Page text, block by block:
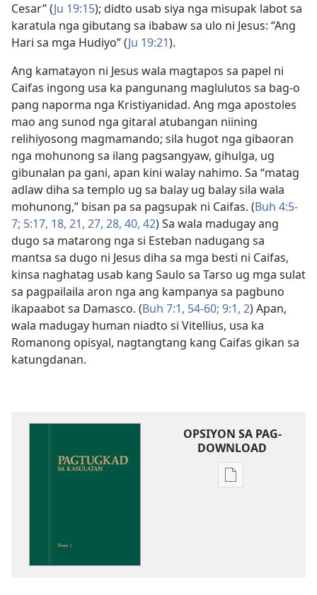
Cesar” (Ju 19:15); didto usab siya nga misupak labot sa
karatula nga gibutang sa ibabaw sa ulo ni Jesus: “Ang
Hari sa mga Hudiyo” (Ju 19:21).
Ang kamatayon ni Jesus wala magtapos sa papel ni
Caifas ingong usa ka pangunang maglulutos sa bag-o
pang naporma nga Kristiyanidad. Ang mga apostoles
mao ang sunod nga gitaral atubangan niining
relihiyosong magmamando; sila hugot nga gibaoran
nga mohunong sa ilang pagsangyaw, gihulga, ug
gibunalan pa gani, apan kini walay nahimo. Sa “matag
adlaw diha sa templo ug sa balay ug balay sila wala
mohunong,” bisan pa sa pagsupak ni Caifas. (Buh 4:5-
7; 5:​17, 18, 21, 27, 28, 40, 42) Sa wala madugay ang
dugo sa matarong nga si Esteban nadugang sa
mantsa sa dugo ni Jesus diha sa mga besti ni Caifas,
kinsa naghatag usab kang Saulo sa Tarso ug mga sulat
sa pagpailaila aron nga ang kampanya sa pagbuno
ikapaabot sa Damasco. (Buh 7:​1, 54-60; 9:​1, 2) Apan,
wala madugay human niadto si Vitellius, usa ka
Romanong opisyal, nagtangtang kang Caifas gikan sa
katungdanan.
OPSIYON SA PAG-
DOWNLOAD
Opsiyon